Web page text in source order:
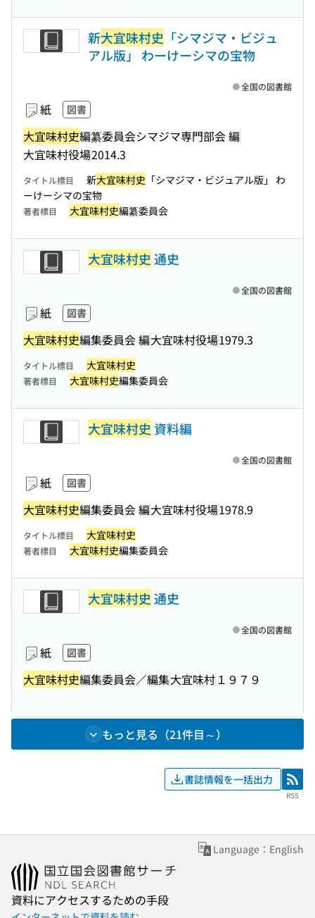
新大宜味村史 「シマジマ・ビジュ
アル版」 わーけーシマの宝物
紙 図書
大宜味村史編纂委員会シマジマ専門部会 編
大宜味村役場2014.3
全国の図書館
タイトル標目 新大宜味村史 「シマジマ・ビジュアル版」 わ
ーけーシマの宝物
著者標目 大宜味村史編纂委員会
大宜味村史 通史
紙 図書
大宜味村史編集委員会 編大宜味村役場1979.3
全国の図書館
タイトル標目 大宜味村史
著者標目 大宜味村史編集委員会
大宜味村史 資料編
紙 図書
大宜味村史編集委員会 編大宜味村役場1978.9
全国の図書館
タイトル標目 大宜味村史
著者標目 大宜味村史編集委員会
大宜味村史 通史
紙 図書
大宜味村史編集委員会／編集大宜味村 １９７９
全国の図書館
もっと見る（21件目～）
書誌情報を一括出力 RSS
RSS
Language：English
資料にアクセスするための手段